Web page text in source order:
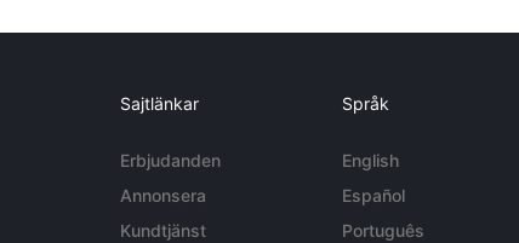
Sajtlänkar
Erbjudanden
Annonsera
Kundtjänst
Språk
English
Español
Português